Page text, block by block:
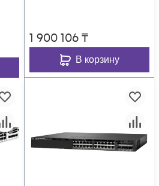
1 900 106₸
В корзину